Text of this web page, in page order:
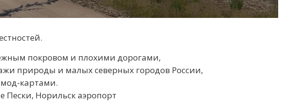
покровом и плохими дорогами,
природы и малых северных городов России,
картами.
Пески, Норильск аэропорт